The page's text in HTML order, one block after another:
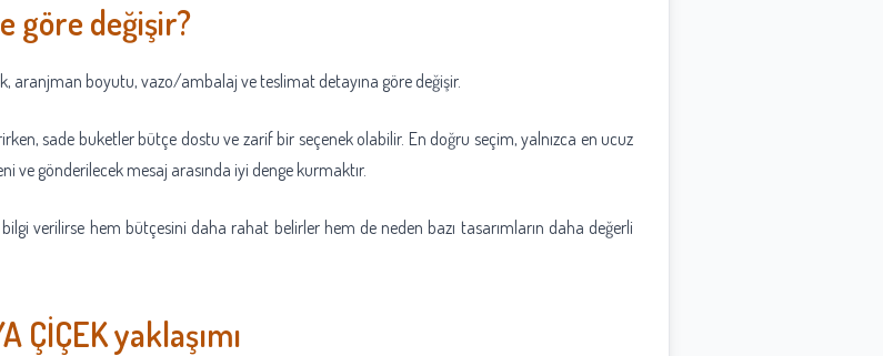
göre değişir?
aranjman boyutu, vazo/ambalaj ve teslimat detayına göre değişir.
sade buketler bütçe dostu ve zarif bir seçenek olabilir. En doğru seçim, yalnızca en ucuz
gönderilecek mesaj arasında iyi denge kurmaktır.
verilirse hem bütçesini daha rahat belirler hem de neden bazı tasarımların daha değerli
ÇİÇEK yaklaşımı